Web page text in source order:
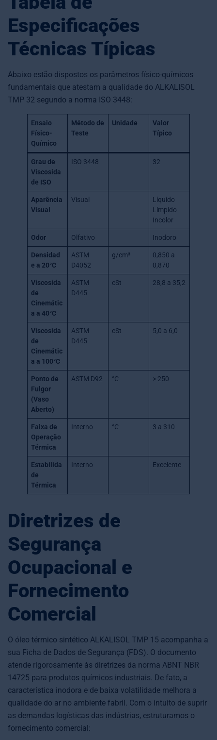
Especificações
Técnicas Típicas
Abaixo estão dispostos os parâmetros físico-químicos
fundamentais que atestam a qualidade do ALKALISOL
TMP 32 segundo a norma ISO 3448:
Ensaio
Físico-
Químico
Método de
Teste
Unidade
Valor
Típico
Grau de
Viscosida
de ISO
ISO 3448 32
Aparência
Visual
Visual
Líquido
Límpido
Incolor
Odor Olfativo Inodoro
Densidad
e a 20°C
ASTM
D4052
g/cm³
0,850 a
0,870
Viscosida
de
Cinemátic
a a 40°C
ASTM
D445
cSt 28,8 a 35,2
Viscosida
de
Cinemátic
a a 100°C
ASTM
D445
cSt 5,0 a 6,0
Ponto de
Fulgor
(Vaso
Aberto)
ASTM D92 °C > 250
Faixa de
Operação
Térmica
Interno °C 3 a 310
Estabilida
de
Térmica
Interno Excelente
Diretrizes de
Segurança
Ocupacional e
Fornecimento
Comercial
O óleo térmico sintético ALKALISOL TMP 15 acompanha a
sua Ficha de Dados de Segurança (FDS). O documento
atende rigorosamente às diretrizes da norma ABNT NBR
14725 para produtos químicos industriais. De fato, a
característica inodora e de baixa volatilidade melhora a
qualidade do ar no ambiente fabril. Com o intuito de suprir
as demandas logísticas das indústrias, estruturamos o
fornecimento comercial: